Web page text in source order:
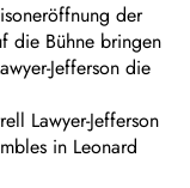
der
die Bühne bringen
Jefferson die
Lawyer-Jefferson
in Leonard